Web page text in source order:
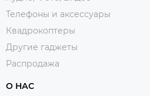
Телефоны и аксессуары
Квадрокоптеры
Другие гаджеты
Распродажа
О НАС